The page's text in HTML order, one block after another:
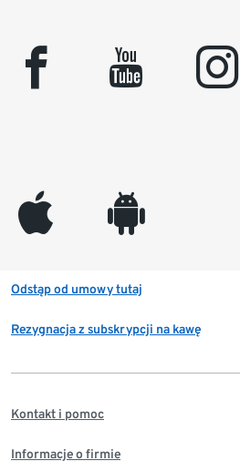
facebook youtube instagram
appleinc android
Odstąp od umowy tutaj
Rezygnacja z subskrypcji na kawę
Kontakt i pomoc
Informacje o firmie